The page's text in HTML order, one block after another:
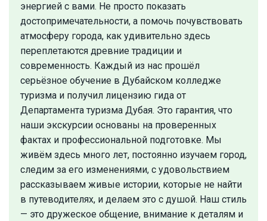
энергией с вами. Не просто показать
достопримечательности, а помочь почувствовать
атмосферу города, как удивительно здесь
переплетаются древние традиции и
современность. Каждый из нас прошёл
серьёзное обучение в Дубайском колледже
туризма и получил лицензию гида от
Департамента туризма Дубая. Это гарантия, что
наши экскурсии основаны на проверенных
фактах и профессиональной подготовке. Мы
живём здесь много лет, постоянно изучаем город,
следим за его изменениями, с удовольствием
рассказываем живые истории, которые не найти
в путеводителях, и делаем это с душой. Наш стиль
— это дружеское общение, внимание к деталям и